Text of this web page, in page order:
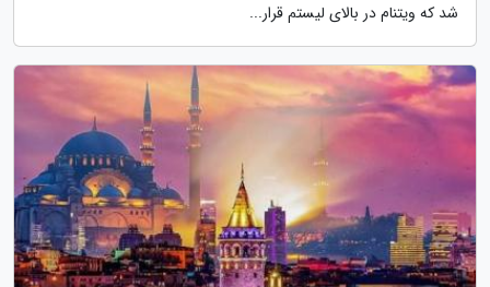
شد که ویتنام در بالای لیستم قرار...